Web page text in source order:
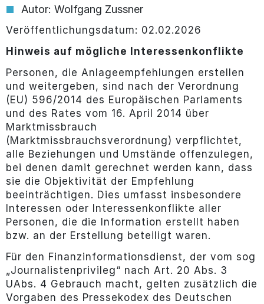
Autor: Wolfgang Zussner
Veröffentlichungsdatum: 02.02.2026
Hinweis auf mögliche Interessenkonflikte
Personen, die Anlageempfehlungen erstellen
und weitergeben, sind nach der Verordnung
(EU) 596/2014 des Europäischen Parlaments
und des Rates vom 16. April 2014 über
Marktmissbrauch
(Marktmissbrauchsverordnung) verpflichtet,
alle Beziehungen und Umstände offenzulegen,
bei denen damit gerechnet werden kann, dass
sie die Objektivität der Empfehlung
beeinträchtigen. Dies umfasst insbesondere
Interessen oder Interessenkonflikte aller
Personen, die die Information erstellt haben
bzw. an der Erstellung beteiligt waren.
Für den Finanzinformationsdienst, der vom sog
„Journalistenprivileg“ nach Art. 20 Abs. 3
UAbs. 4 Gebrauch macht, gelten zusätzlich die
Vorgaben des Pressekodex des Deutschen